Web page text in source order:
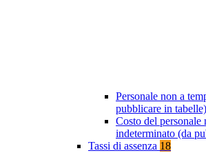
Personale non a
pubblicare in tabelle)
Costo del personale
indeterminato (da
Tassi di assenza 18